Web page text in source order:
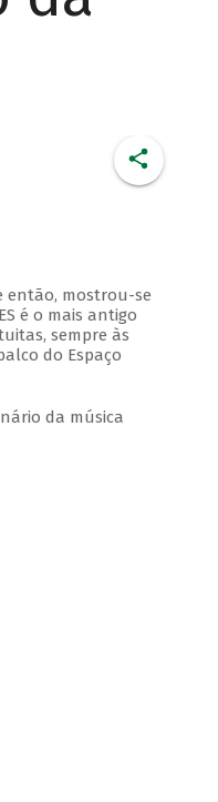
então, mostrou-se
é o mais antigo
sempre às
do Espaço
da música